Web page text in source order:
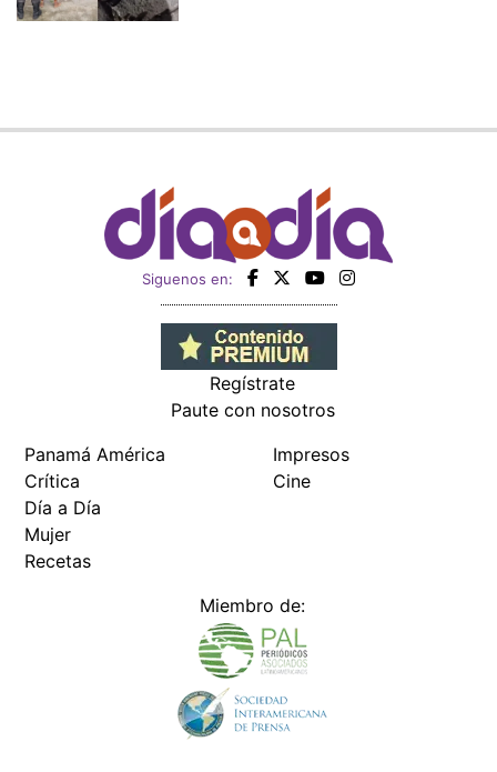
Siguenos en:
Regístrate
Paute con nosotros
Panamá América
Crítica
Día a Día
Mujer
Recetas
Impresos
Cine
Miembro de: